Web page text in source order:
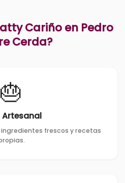
Cariño en Pedro
Cerda?
🎂
Artesanal
frescos y recetas